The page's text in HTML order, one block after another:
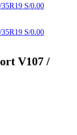
S/0.00
S/0.00
V107 /